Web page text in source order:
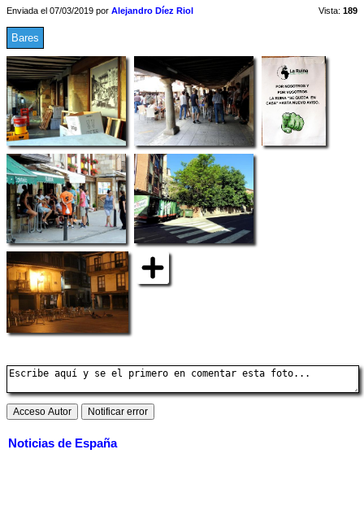
Enviada el 07/03/2019 por Alejandro Díez Riol Vista: 189
Bares
Noticias de España